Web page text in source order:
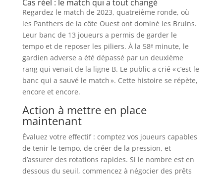
Cas réel : le match qui a tout changé
Regardez le match de 2023, quatreième ronde, où
les Panthers de la côte Ouest ont dominé les Bruins.
Leur banc de 13 joueurs a permis de garder le
tempo et de reposer les piliers. À la 58ᵉ minute, le
gardien adverse a été dépassé par un deuxième
rang qui venait de la ligne B. Le public a crié « c’est le
banc qui a sauvé le match ». Cette histoire se répète,
encore et encore.
Action à mettre en place
maintenant
Évaluez votre effectif : comptez vos joueurs capables
de tenir le tempo, de créer de la pression, et
d’assurer des rotations rapides. Si le nombre est en
dessous du seuil, commencez à négocier des prêts